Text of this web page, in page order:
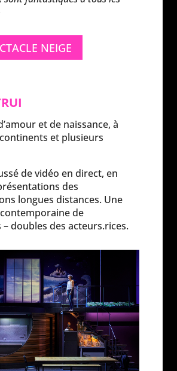
NEIGE
et de naissance, à
et plusieurs
de vidéo en direct, en
des
longues distances. Une
de
doubles des acteurs.rices.